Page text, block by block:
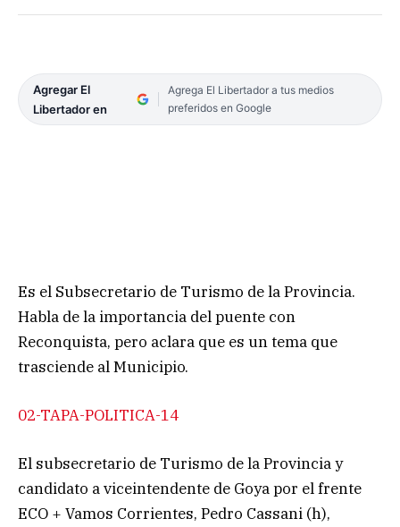
Agregar El
Libertador en
Agrega El Libertador a tus medios
preferidos en Google
Es el Subsecretario de Turismo de la Provincia.
Habla de la importancia del puente con
Reconquista, pero aclara que es un tema que
trasciende al Municipio.
02-TAPA-POLITICA-14
El subsecretario de Turismo de la Provincia y
candidato a viceintendente de Goya por el frente
ECO + Vamos Corrientes, Pedro Cassani (h),